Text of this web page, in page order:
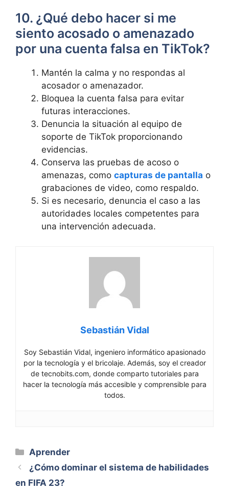
10. ¿Qué debo hacer si me
siento acosado o amenazado
por una cuenta falsa en TikTok?
Mantén la calma y no respondas al
acosador o amenazador.
Bloquea la cuenta falsa para evitar
futuras interacciones.
Denuncia la situación al equipo de
soporte de TikTok proporcionando
evidencias.
Conserva las pruebas de acoso o
amenazas, como capturas de pantalla o
grabaciones de video, como respaldo.
Si es necesario, denuncia el caso a las
autoridades locales competentes para
una intervención adecuada.
Sebastián Vidal
Soy Sebastián Vidal, ingeniero informático apasionado
por la tecnología y el bricolaje. Además, soy el creador
de tecnobits.com, donde comparto tutoriales para
hacer la tecnología más accesible y comprensible para
todos.
Categorías
Aprender
¿Cómo dominar el sistema de habilidades
en FIFA 23?